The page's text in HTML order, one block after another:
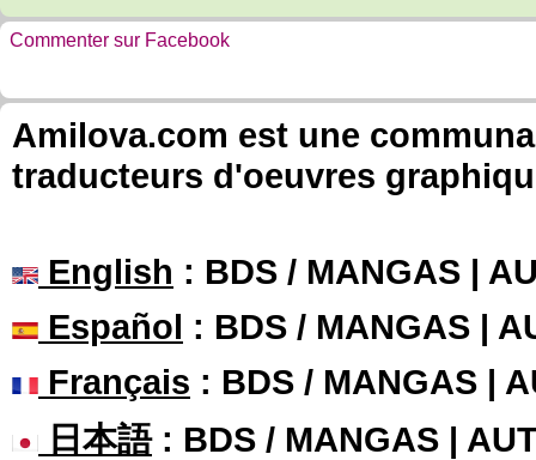
Commenter sur Facebook
Amilova.com est une
traducteurs d'oeuvres
English : BDS / MANGAS |
Español : BDS / MANGAS |
Français : BDS / MANGAS |
日本語: BDS / MANGAS |